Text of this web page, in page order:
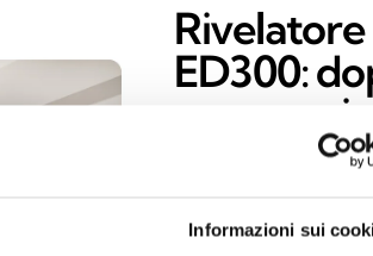
Informazioni sui
ED300:
per
Il modello Enea
di fumo e la